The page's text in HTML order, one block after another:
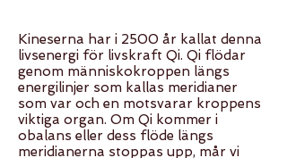
Kineserna har i 2500 år kallat denna
livsenergi för livskraft Qi. Qi flödar
genom människokroppen längs
energilinjer som kallas meridianer
som var och en motsvarar kroppens
viktiga organ. Om Qi kommer i
obalans eller dess flöde längs
meridianerna stoppas upp, mår vi